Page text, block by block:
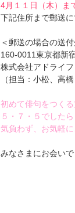
4月１１日（木）ま
下記住所まで郵送に
＜郵送の場合の送付
160-0011東京都新
株式会社アドライ
（担当：小松、高橋
初めて俳句をつく
５・７・５でした
気負わず、お気軽
みなさまにお会い